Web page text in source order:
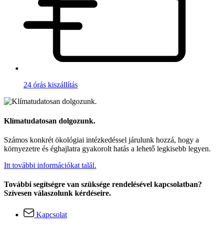
24 órás kiszállítás
Klímatudatosan dolgozunk.
Számos konkrét ökológiai intézkedéssel járulunk hozzá, hogy a
környezetre és éghajlatra gyakorolt hatás a lehető legkisebb legyen.
Itt további információkat talál.
További segítségre van szüksége rendelésével kapcsolatban?
Szívesen válaszolunk kérdéseire.
Kapcsolat